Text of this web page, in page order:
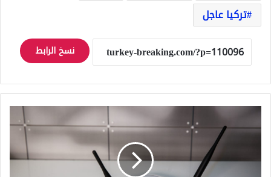
تركيا عاجل
نسخ الرابط
هل
تعاني
من
شبكة